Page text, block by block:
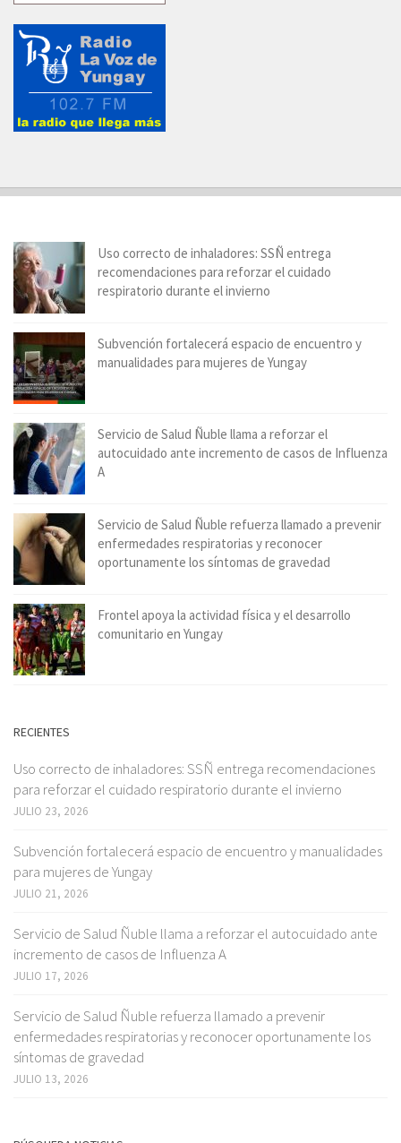
Uso correcto de inhaladores: SSÑ entrega
recomendaciones para reforzar el cuidado
respiratorio durante el invierno
Subvención fortalecerá espacio de encuentro y
manualidades para mujeres de Yungay
Servicio de Salud Ñuble llama a reforzar el
autocuidado ante incremento de casos de Influenza
A
Servicio de Salud Ñuble refuerza llamado a prevenir
enfermedades respiratorias y reconocer
oportunamente los síntomas de gravedad
Frontel apoya la actividad física y el desarrollo
comunitario en Yungay
RECIENTES
Uso correcto de inhaladores: SSÑ entrega recomendaciones
para reforzar el cuidado respiratorio durante el invierno
JULIO 23, 2026
Subvención fortalecerá espacio de encuentro y manualidades
para mujeres de Yungay
JULIO 21, 2026
Servicio de Salud Ñuble llama a reforzar el autocuidado ante
incremento de casos de Influenza A
JULIO 17, 2026
Servicio de Salud Ñuble refuerza llamado a prevenir
enfermedades respiratorias y reconocer oportunamente los
síntomas de gravedad
JULIO 13, 2026